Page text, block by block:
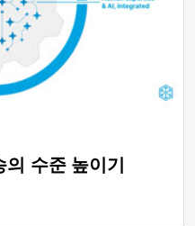
수준 높이기